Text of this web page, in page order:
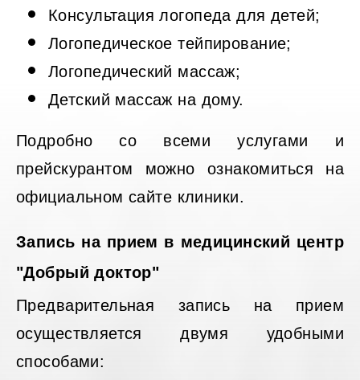
Консультация логопеда для детей;
Логопедическое тейпирование;
Логопедический массаж;
Детский массаж на дому.
Подробно со всеми услугами и
прейскурантом можно ознакомиться на
официальном сайте клиники.
Запись на прием в медицинский центр
"Добрый доктор"
Предварительная запись на прием
осуществляется двумя удобными
способами: